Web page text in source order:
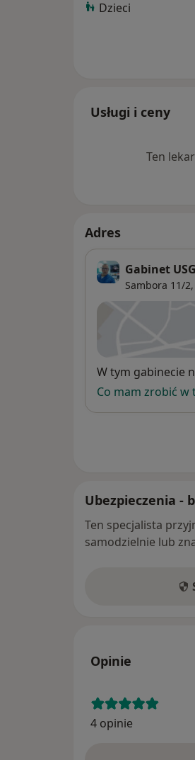
Od 2012 roku do
Dzieci
Usługi i ceny
Ten
Adres
Gabinet
Sambora 11/2,
Dostępność
W tym gabinecie
Co mam zrobić w
Ubezpieczenia -
Ten specjalista
samodzielnie lub
Opinie
4 opinie